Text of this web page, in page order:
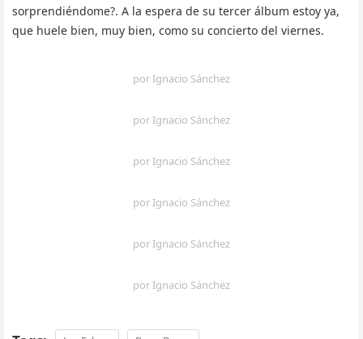
sorprendiéndome?. A la espera de su tercer álbum estoy ya,
que huele bien, muy bien, como su concierto del viernes.
por Ignacio Sánchez
por Ignacio Sánchez
por Ignacio Sánchez
por Ignacio Sánchez
por Ignacio Sánchez
por Ignacio Sánchez